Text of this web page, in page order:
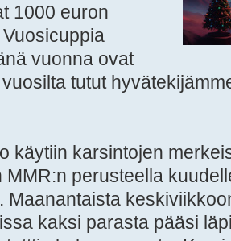
1000 euron
vuonna ovat
tutut
käytiin karsintojen
MMR:n perusteella
Maanantaista
kaksi parasta pääsi